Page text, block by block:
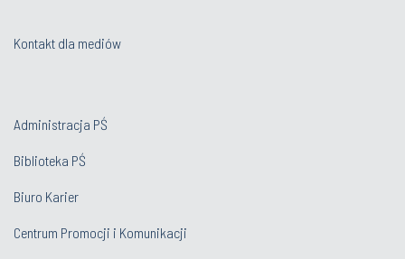
Kontakt dla mediów
Administracja PŚ
Biblioteka PŚ
Biuro Karier
Centrum Promocji i Komunikacji